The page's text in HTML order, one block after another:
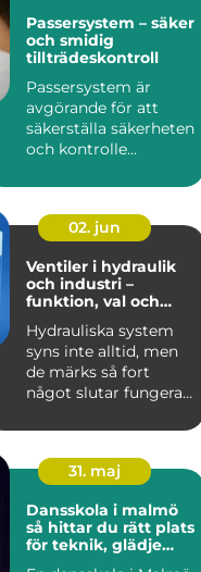
Passersystem – säker
och smidig
tillträdeskontroll
Passersystem är
avgörande för att
säkerställa säkerheten
och kontrolle...
02. jun
Ventiler i hydraulik
och industri –
funktion, val och
Hydrauliska system
syns inte alltid, men
de märks så fort
något slutar fungera.
31. maj
Dansskola i malmö
så hittar du rätt plats
för teknik, glädje